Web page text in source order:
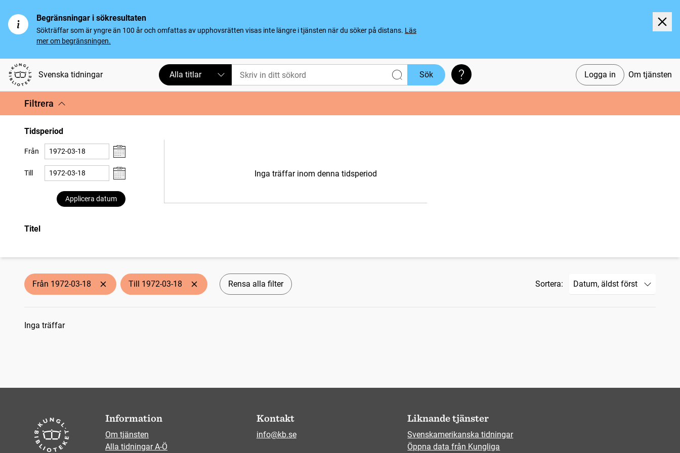
Begränsningar i sökresultaten
Sökträffar som är yngre än 100 år och omfattas av upphovsrätten visas inte längre i tjänsten när du söker på distans. Läs
mer om begränsningen.
Svenska tidningar Logga in Om tjänsten
Alla titlar Sök Söktips
Filtrera
Tidsperiod
Från
Till
Applicera datum
Inga träffar inom denna tidsperiod
Titel
Från 1972-03-18 Till 1972-03-18 Rensa alla filter Sortera:
Sökresultat
Inga träffar
Information
Om tjänsten
Alla tidningar A-Ö
Kontakt
info@kb.se
Liknande tjänster
Svenskamerikanska tidningar
Öppna data från Kungliga